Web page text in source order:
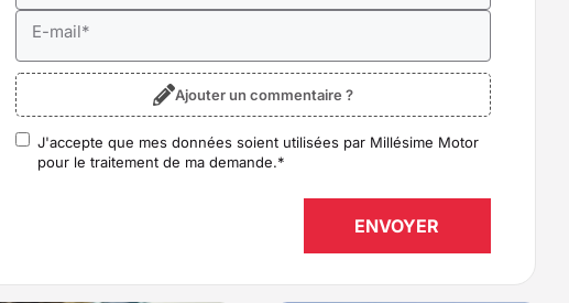
E-mail*
Ajouter un commentaire ?
RGPD*
J'accepte que mes données soient utilisées par Millésime Motor
pour le traitement de ma demande.*